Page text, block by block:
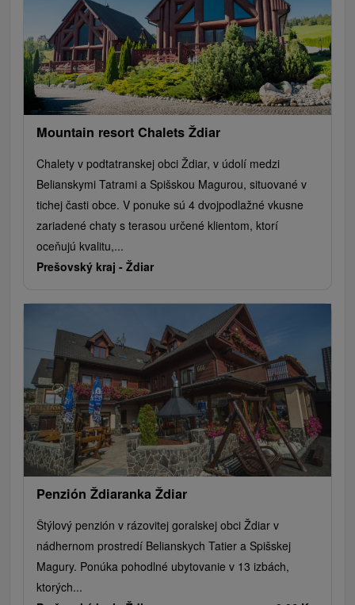
Mountain resort Chalets Ždiar
Chalety v podtatranskej obci Ždiar, v údolí medzi
Belianskymi Tatrami a Spišskou Magurou, situované v
tichej časti obce. V ponuke sú 4 dvojpodlažné vkusne
zariadené chaty s terasou určené klientom, ktorí
oceňujú kvalitu,...
Prešovský kraj - Ždiar
Penzión Ždiaranka Ždiar
Štýlový penzión v rázovitej goralskej obci Ždiar v
nádhernom prostredí Belianskych Tatier a Spišskej
Magury. Ponúka pohodlné ubytovanie v 13 izbách,
ktorých...